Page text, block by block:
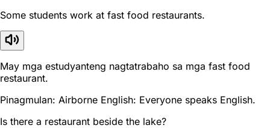
Some students work at fast food restaurants.
May mga estudyanteng nagtatrabaho sa mga fast food
restaurant.
Pinagmulan: Airborne English: Everyone speaks English.
Is there a restaurant beside the lake?